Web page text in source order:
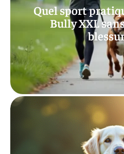
Quel sport
Bully XXL